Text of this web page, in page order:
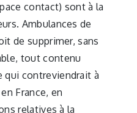
contact) sont à la
Ambulances de
de supprimer, sans
tout contenu
qui contreviendrait à
France, en
relatives à la